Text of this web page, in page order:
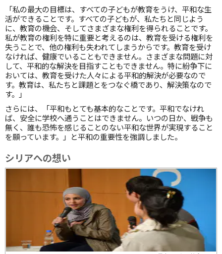
「私の最大の目標は、すべての子どもが教育をうけ、平和な生
活ができることです。すべての子どもが、私たちと同じよう
に、教育の機会、そしてさまざまな権利を得られることです。
私が教育の権利を特に重要と考えるのは、教育を受ける権利を
失うことで、他の権利も失われてしまうからです。教育を受け
なければ、健康でいることもできません。さまざまな問題に対
して、平和的な解決を目指すこともできません。特に紛争下に
おいては、教育を受けた人々による平和的解決が必要なので
す。教育は、私たちと課題とをつなぐ橋であり、解決策なので
す。」
さらには、「平和もとても基本的なことです。平和でなけれ
ば、安全に学校へ通うことはできません。いつの日か、戦争も
無く、誰も恐怖を感じることのない平和な世界が実現すること
を願っています。」と平和の重要性を強調しました。
シリアへの想い